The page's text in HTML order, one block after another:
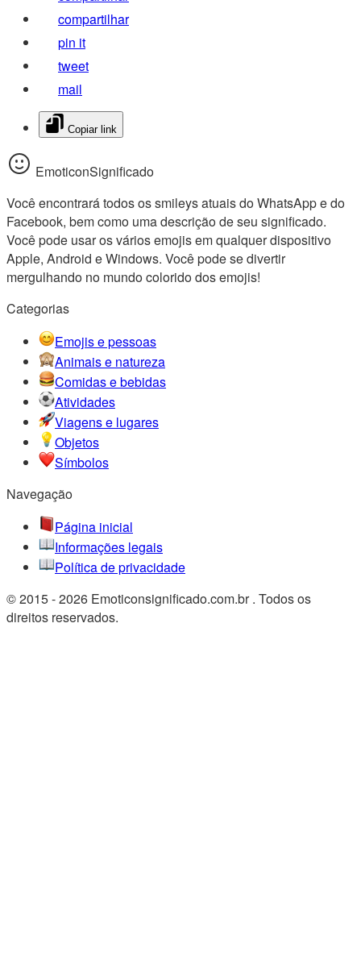
compartilhar
pin it
tweet
mail
Copiar link
EmoticonSignificado
Você encontrará todos os smileys atuais do WhatsApp e do
Facebook, bem como uma descrição de seu significado.
Você pode usar os vários emojis em qualquer dispositivo
Apple, Android e Windows. Você pode se divertir
mergulhando no mundo colorido dos emojis!
Categorias
Emojis e pessoas
Animais e natureza
Comidas e bebidas
Atividades
Viagens e lugares
Objetos
Símbolos
Navegação
Página inicial
Informações legais
Política de privacidade
© 2015 - 2026 Emoticonsignificado.com.br . Todos os
direitos reservados.